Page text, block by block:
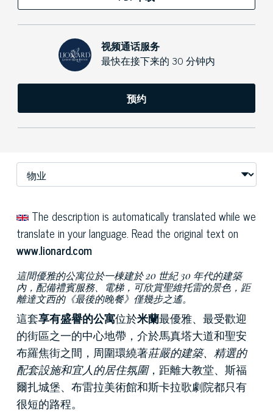
视频通话服务
最快在接下来的 30 分钟内
预约
The description is automatically translated while we
translate in your language. Read the original text on
www.lionard.com
這間優雅的公寓位於一棟建於 20 世紀 30 年代的建築
內，配備禮賓服務、電梯，可欣賞聖維托雷的景色，距
離達文西的《最後的晚餐》僅幾步之遙。
這套享有盛譽的公寓位於米蘭最優雅、最受歡迎
的街區之一的中心地帶，介於馬真塔大道和聖安
布羅焦街之間，周圍環繞著莊嚴的建築、精選的
配套設施和宜人的居住氛圍，距離大教堂、斯福
爾扎城堡、布雷拉美術館和斯卡拉歌劇院都只有
很短的路程。